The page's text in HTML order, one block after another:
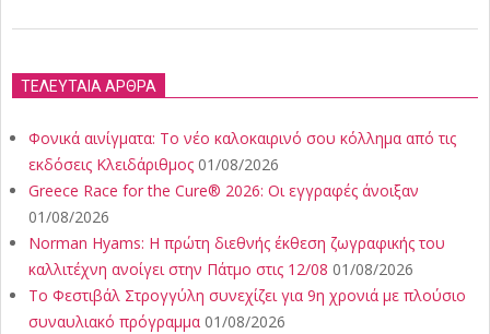
ΤΕΛΕΥΤΑΙΑ ΑΡΘΡΑ
Φονικά αινίγματα: Το νέο καλοκαιρινό σου κόλλημα από τις
εκδόσεις Κλειδάριθμος 01/08/2026
Greece Race for the Cure® 2026: Οι εγγραφές άνοιξαν
01/08/2026
Norman Hyams: Η πρώτη διεθνής έκθεση ζωγραφικής του
καλλιτέχνη ανοίγει στην Πάτμο στις 12/08 01/08/2026
Το Φεστιβάλ Στρογγύλη συνεχίζει για 9η χρονιά με πλούσιο
συναυλιακό πρόγραμμα 01/08/2026